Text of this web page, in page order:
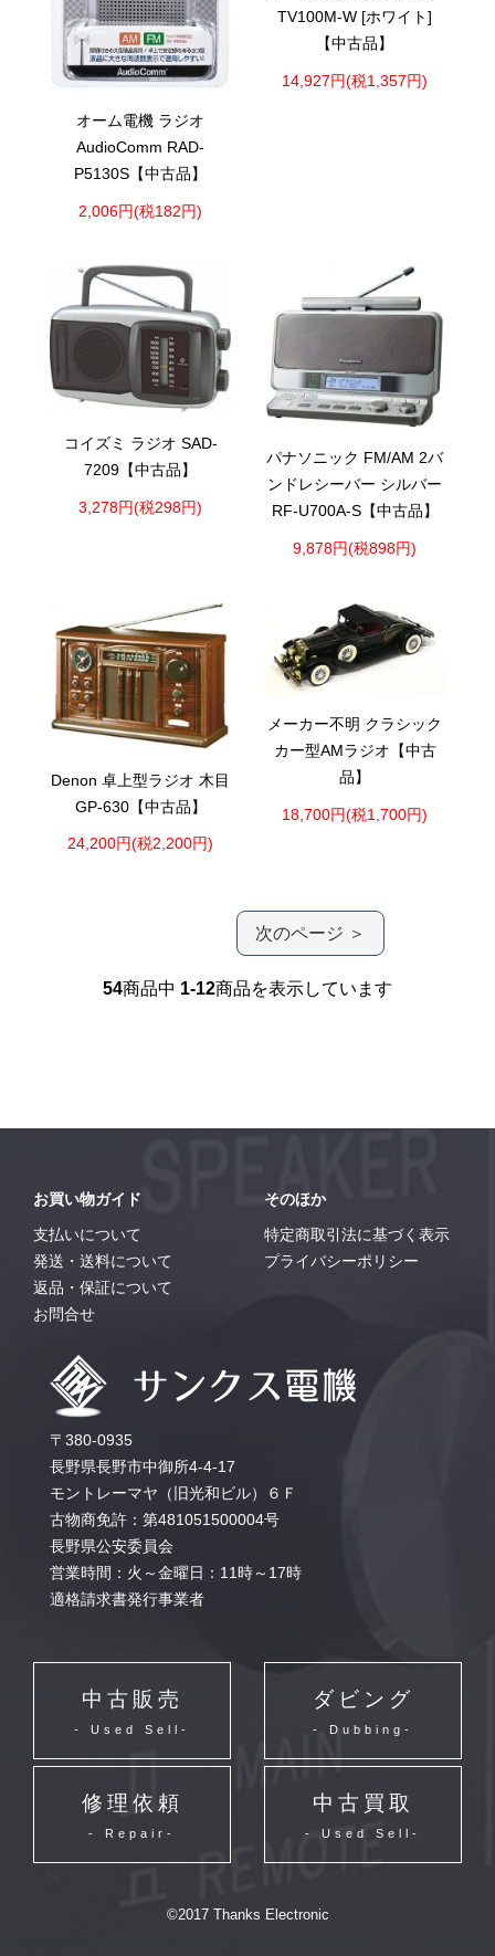
オーム電機 ラジオ
AudioComm RAD-
P5130S【中古品】
2,006円(税182円)
TV100M-W [ホワイト]
【中古品】
14,927円(税1,357円)
コイズミ ラジオ SAD-
7209【中古品】
3,278円(税298円)
パナソニック FM/AM 2バ
ンドレシーバー シルバー
RF-U700A-S【中古品】
9,878円(税898円)
Denon 卓上型ラジオ 木目
GP-630【中古品】
24,200円(税2,200円)
メーカー不明 クラシック
カー型AMラジオ【中古
品】
18,700円(税1,700円)
次のページ ＞
54商品中 1-12商品を表示しています
お買い物ガイド
支払いについて
発送・送料について
返品・保証について
お問合せ
そのほか
特定商取引法に基づく表示
プライバシーポリシー
〒380-0935
長野県長野市中御所4-4-17
モントレーマヤ（旧光和ビル）６Ｆ
古物商免許：第481051500004号
長野県公安委員会
営業時間：火～金曜日：11時～17時
適格請求書発行事業者
中古販売
- Used Sell-
ダビング
- Dubbing-
修理依頼
- Repair-
中古買取
- Used Sell-
©2017 Thanks Electronic